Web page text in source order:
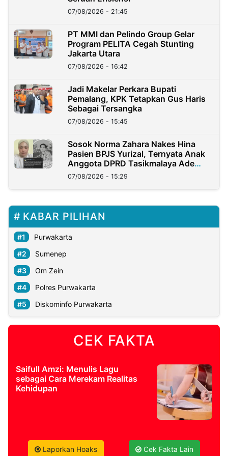
07/08/2026 - 21:45
PT MMI dan Pelindo Group Gelar
Program PELITA Cegah Stunting
Jakarta Utara
07/08/2026 - 16:42
Jadi Makelar Perkara Bupati
Pemalang, KPK Tetapkan Gus Haris
Sebagai Tersangka
07/08/2026 - 15:45
Sosok Norma Zahara Nakes Hina
Pasien BPJS Yurizal, Ternyata Anak
Anggota DPRD Tasikmalaya Ade
Lukman
07/08/2026 - 15:29
KABAR PILIHAN
Purwakarta
Sumenep
Om Zein
Polres Purwakarta
Diskominfo Purwakarta
CEK FAKTA
Saifull Amzi: Menulis Lagu
sebagai Cara Merekam Realitas
Kehidupan
Laporkan Hoaks Cek Fakta Lain